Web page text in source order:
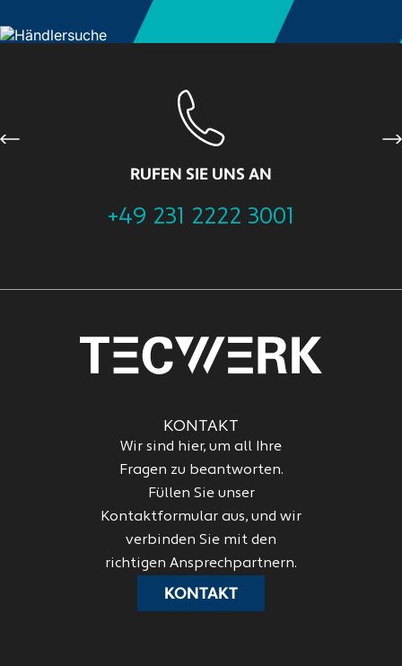
RUFEN SIE UNS AN
+49 231 2222 3001
Previous
KONTAKT
Wir sind hier, um all Ihre
Fragen zu beantworten.
Füllen Sie unser
Kontaktformular aus, und wir
verbinden Sie mit den
richtigen Ansprechpartnern.
KONTAKT